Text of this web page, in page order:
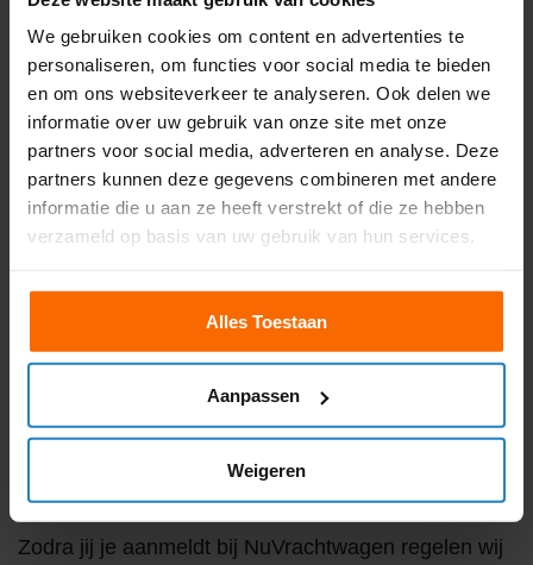
We gebruiken cookies om content en advertenties te
personaliseren, om functies voor social media te bieden
en om ons websiteverkeer te analyseren. Ook delen we
informatie over uw gebruik van onze site met onze
partners voor social media, adverteren en analyse. Deze
partners kunnen deze gegevens combineren met andere
informatie die u aan ze heeft verstrekt of die ze hebben
verzameld op basis van uw gebruik van hun services.
Alles Toestaan
Aanpassen
Weigeren
Brit Zegger
Theorie rijbewijs C in 1 dag
behalen
delen, die je allemaal gehaald moet hebben voordat
je aan de praktijklessen mag beginnen. Wij
begrijpen dat dit veel tijd kan kosten, dus bij ons kun
je dit in één dag afhandelen. Inclusief
begeleiding, voor een scherpe prijs.
Zodra jij je aanmeldt bij NuVrachtwagen regelen wij